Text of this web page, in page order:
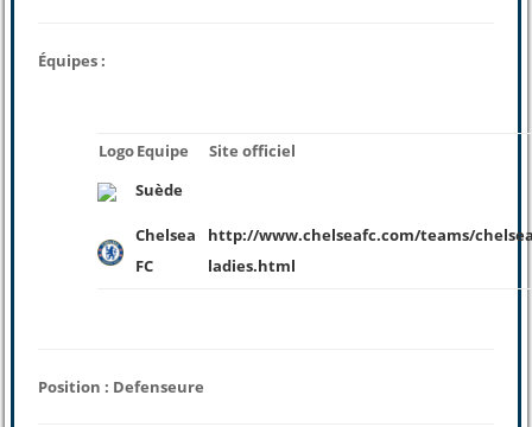
Équipes :
LogoEquipe
Site officiel
Suède
Chelsea
FC
http://www.chelseafc.com/teams/
ladies.html
Position : Defenseure